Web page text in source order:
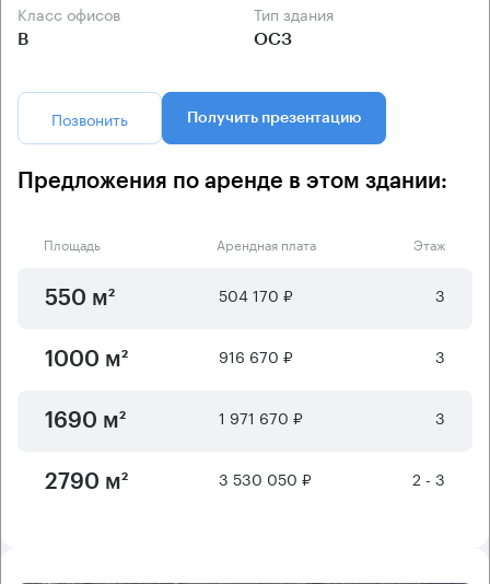
Класс офисов
B
Тип здания
ОСЗ
Позвонить Получить презентацию
Предложения по аренде в этом здании:
Площадь Арендная плата Этаж
550 м² 504 170 ₽ 3
1000 м² 916 670 ₽ 3
1690 м² 1 971 670 ₽ 3
2790 м² 3 530 050 ₽ 2 - 3